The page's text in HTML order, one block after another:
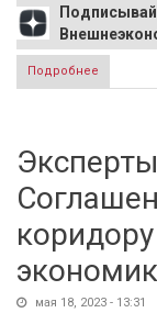
Подробнее
мая 18, 2023 - 13:31